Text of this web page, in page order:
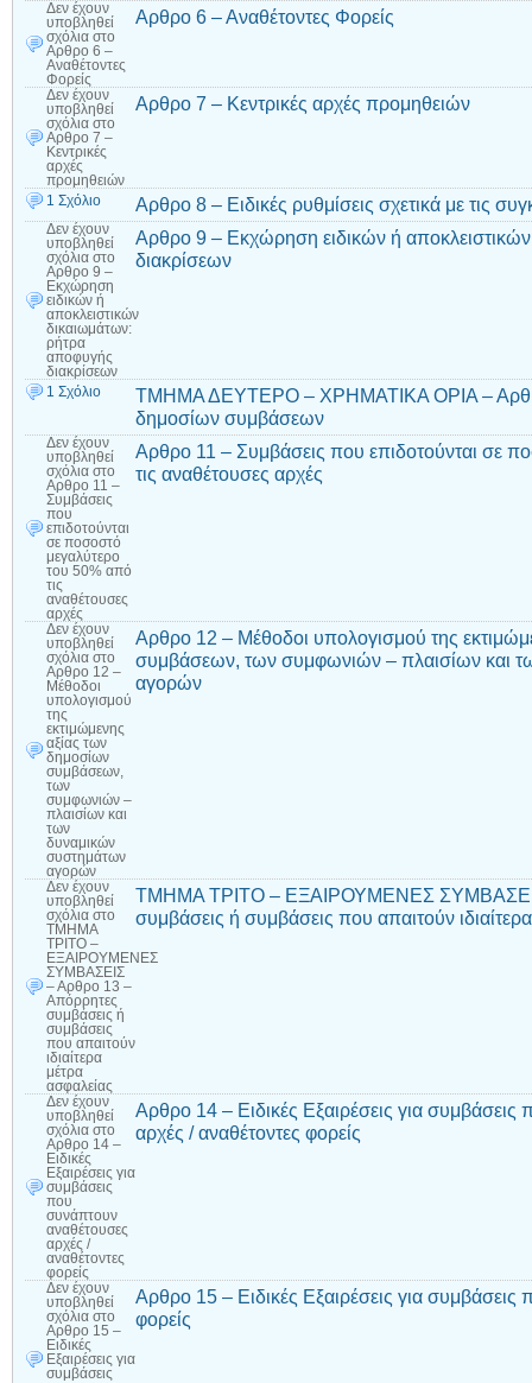
Δεν έχουν
υποβληθεί
σχόλια στο
Αρθρο 6 –
Αναθέτοντες
Φορείς
Αρθρο 6 – Αναθέτοντες Φορείς
Δεν έχουν
υποβληθεί
σχόλια στο
Αρθρο 7 –
Κεντρικές
αρχές
προμηθειών
Αρθρο 7 – Κεντρικές αρχές προμηθειών
1 Σχόλιο Αρθρο 8 – Ειδικές ρυθμίσεις σχετικά με τις
Δεν έχουν
υποβληθεί
σχόλια στο
Αρθρο 9 –
Εκχώρηση
ειδικών ή
αποκλειστικών
δικαιωμάτων:
ρήτρα
αποφυγής
διακρίσεων
Αρθρο 9 – Εκχώρηση ειδικών ή
διακρίσεων
1 Σχόλιο
ΤΜΗΜΑ ΔΕΥΤΕΡΟ – ΧΡΗΜΑΤΙΚΑ ΟΡΙΑ –
δημοσίων συμβάσεων
Δεν έχουν
υποβληθεί
σχόλια στο
Αρθρο 11 –
Συμβάσεις
που
επιδοτούνται
σε ποσοστό
μεγαλύτερο
του 50% από
τις
αναθέτουσες
αρχές
Αρθρο 11 – Συμβάσεις που επιδοτούνται σε
τις αναθέτουσες αρχές
Δεν έχουν
υποβληθεί
σχόλια στο
Αρθρο 12 –
Μέθοδοι
υπολογισμού
της
εκτιμώμενης
αξίας των
δημοσίων
συμβάσεων,
των
συμφωνιών –
πλαισίων και
των
δυναμικών
συστημάτων
αγορών
Αρθρο 12 – Μέθοδοι υπολογισμού της
συμβάσεων, των συμφωνιών – πλαισίων και
αγορών
Δεν έχουν
υποβληθεί
σχόλια στο
ΤΜΗΜΑ
ΤΡΙΤΟ –
ΕΞΑΙΡΟΥΜΕΝΕΣ
ΣΥΜΒΑΣΕΙΣ
– Αρθρο 13 –
Απόρρητες
συμβάσεις ή
συμβάσεις
που απαιτούν
ιδιαίτερα
μέτρα
ασφαλείας
ΤΜΗΜΑ ΤΡΙΤΟ – ΕΞΑΙΡΟΥΜΕΝΕΣ
συμβάσεις ή συμβάσεις που απαιτούν
Δεν έχουν
υποβληθεί
σχόλια στο
Αρθρο 14 –
Ειδικές
Εξαιρέσεις για
συμβάσεις
που
συνάπτουν
αναθέτουσες
αρχές /
αναθέτοντες
φορείς
Αρθρο 14 – Ειδικές Εξαιρέσεις για
αρχές / αναθέτοντες φορείς
Δεν έχουν
υποβληθεί
σχόλια στο
Αρθρο 15 –
Ειδικές
Εξαιρέσεις για
συμβάσεις
Αρθρο 15 – Ειδικές Εξαιρέσεις για
φορείς